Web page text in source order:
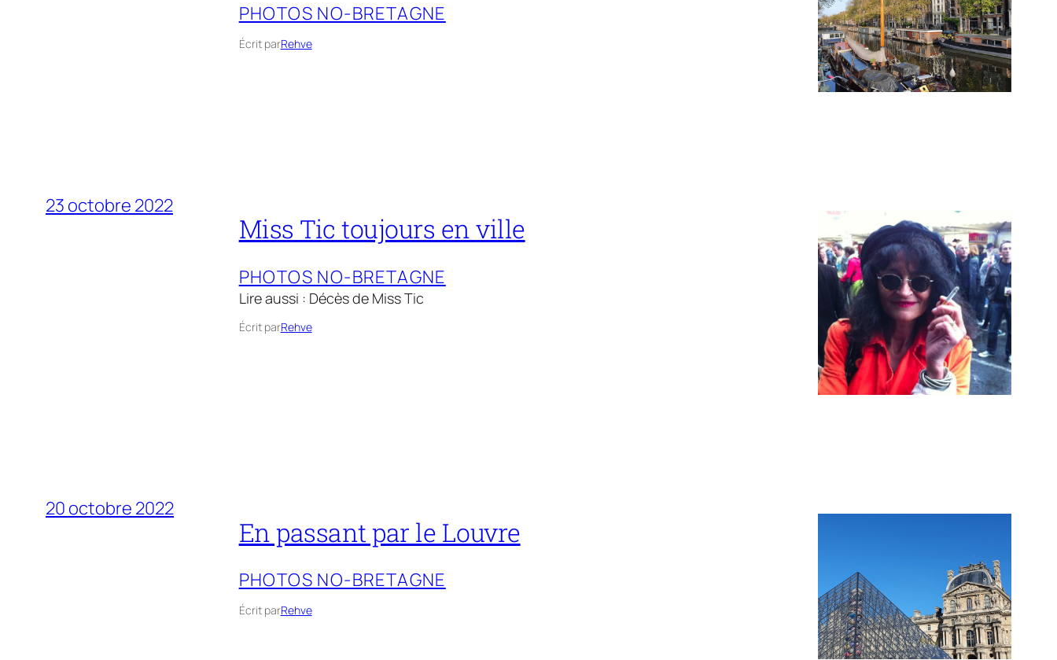
PHOTOS NO-BRETAGNE
Écrit parRehve
23 octobre 2022
Miss Tic toujours en ville
PHOTOS NO-BRETAGNE
Lire aussi : Décès de Miss Tic
Écrit parRehve
20 octobre 2022
En passant par le Louvre
PHOTOS NO-BRETAGNE
Écrit parRehve